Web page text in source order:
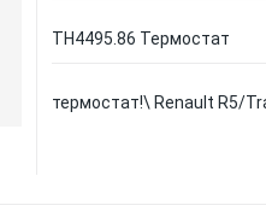
TH4495.86 Термостат
термостат!\ Renault R5/